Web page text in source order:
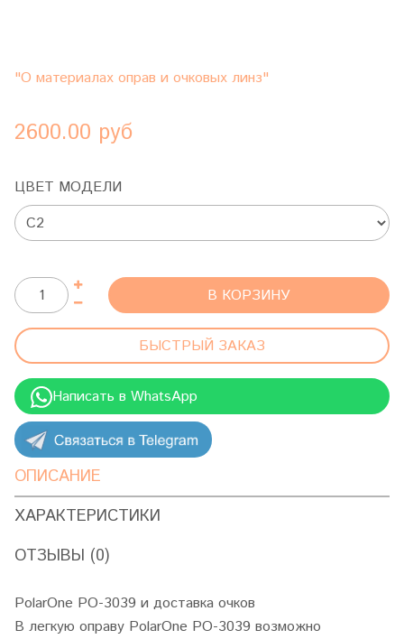
"О материалах оправ и очковых линз"
2600.00 руб
ЦВЕТ МОДЕЛИ
В КОРЗИНУ
БЫСТРЫЙ ЗАКАЗ
Написать в WhatsApp
ОПИСАНИЕ
ХАРАКТЕРИСТИКИ
ОТЗЫВЫ (0)
PolarOne PO-3039 и доставка очков
В легкую оправу PolarOne PO-3039 возможно